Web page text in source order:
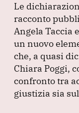
Le
racconto
Angela Taccia
un nuovo
che, a quasi
Chiara Poggi,
confronto tra
giustizia sia